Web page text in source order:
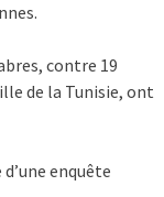
contre 19
de la Tunisie, ont
enquête